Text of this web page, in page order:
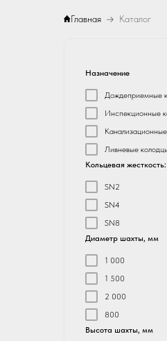
Главная Каталог
Назначение
Дождеприемные
Инспекционные
Ливневые
Кольцевая жесткость:
SN2
SN4
SN8
Диаметр шахты, мм
1 000
1 500
2 000
800
Высота шахты, мм